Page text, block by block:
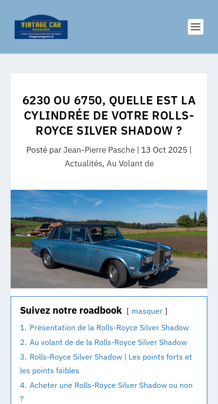
6230 OU 6750, QUELLE EST LA
CYLINDRÉE DE VOTRE ROLLS-
ROYCE SILVER SHADOW ?
Posté parJean-Pierre Pasche | 13 Oct 2025 |
Actualités, Au Volant de
Suivez notre roadbook
masquer
1. Présentation de la Rolls-Royce Silver Shadow
2. Au volant de de la Rolls-Royce Silver Shadow
3. Rolls-Royce Silver Shadow | Les points forts et
les points faibles
4. Acheter une Rolls-Royce Silver Shadow ou non
?